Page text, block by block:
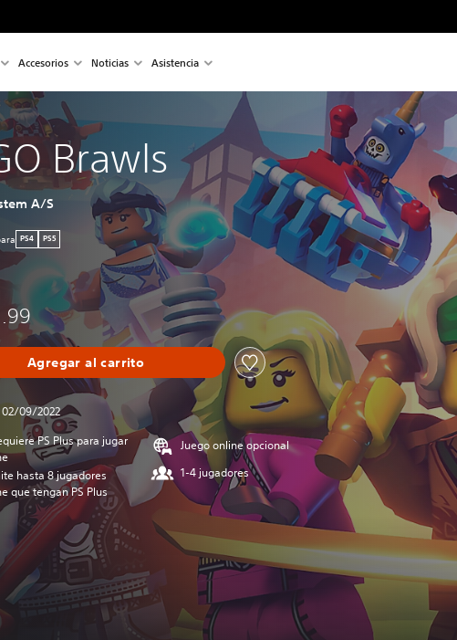
Accesorios Noticias Asistencia
Brawls
A/S
PS4 PS5
Agregar al carrito
09/2022
PS Plus para jugar
hasta 8 jugadores
que tengan PS Plus
Juego online opcional
1-4 jugadores